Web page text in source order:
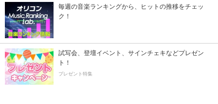
毎週の音楽ランキングから、ヒットの推移をチェッ
ク！
試写会、登壇イベント、サインチェキなどプレゼン
ト！
プレゼント特集